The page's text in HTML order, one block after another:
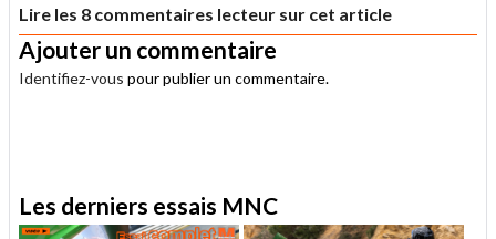
Lire les 8 commentaires lecteur sur cet article
Ajouter un commentaire
Identifiez-vous pour publier un commentaire.
Les derniers essais MNC